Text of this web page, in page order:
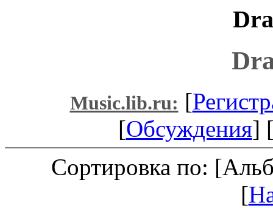
Music.lib.ru: [
[Обсуждения]
Сортировка по:
[